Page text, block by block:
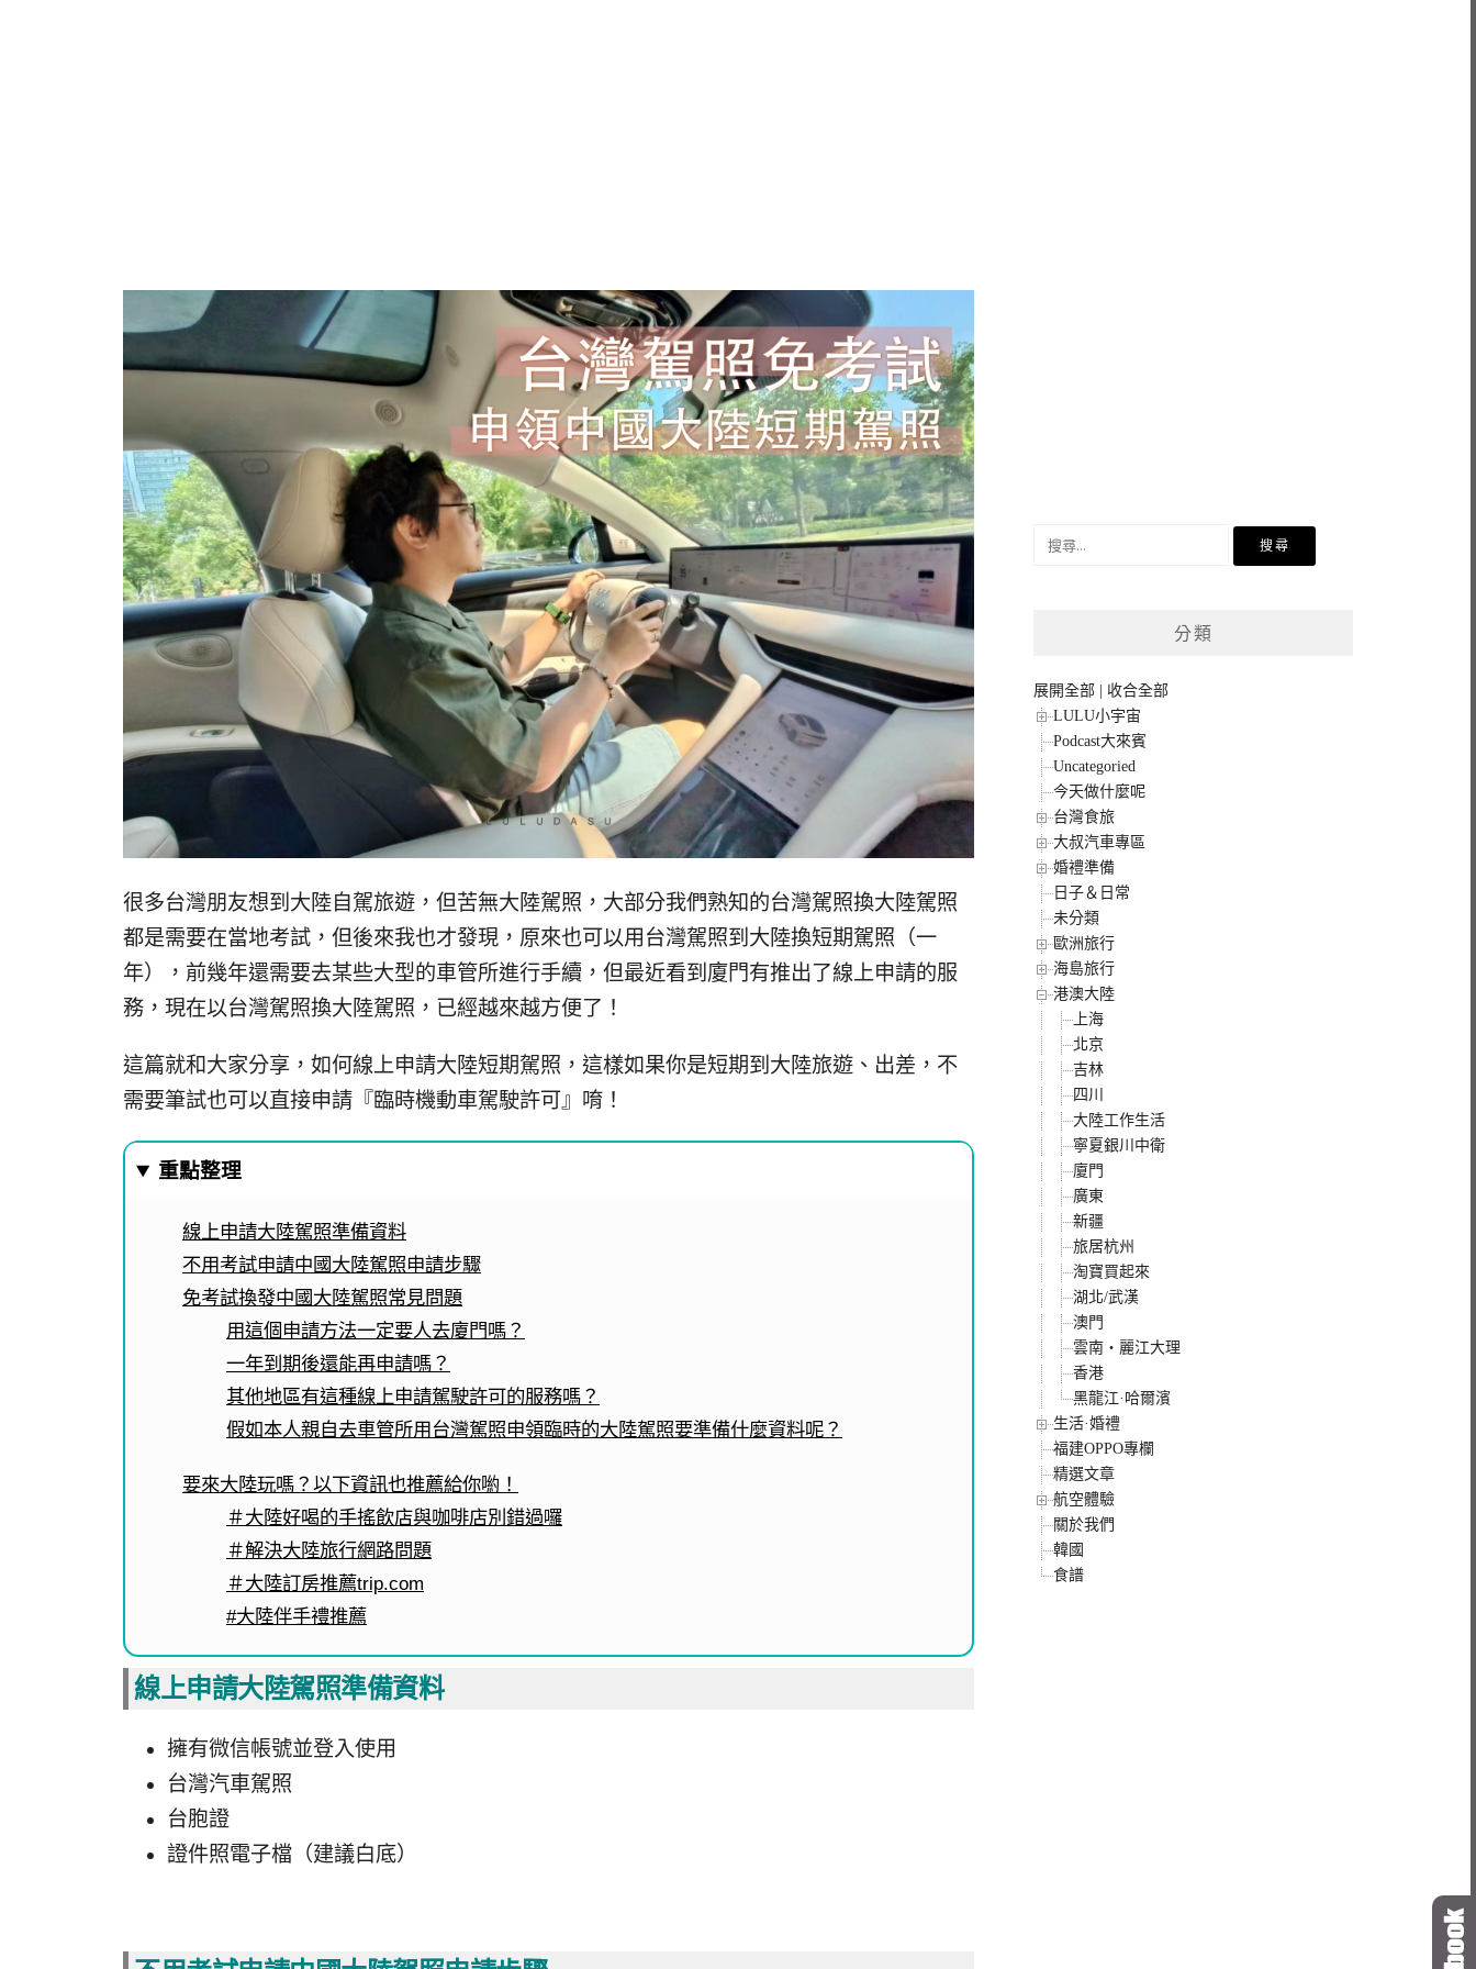
很多台灣朋友想到大陸自駕旅遊，但苦無大陸駕照，大部分我們熟知的台灣駕照換大陸駕照
都是需要在當地考試，但後來我也才發現，原來也可以用台灣駕照到大陸換短期駕照（一
年），前幾年還需要去某些大型的車管所進行手續，但最近看到廈門有推出了線上申請的服
務，現在以台灣駕照換大陸駕照，已經越來越方便了！
這篇就和大家分享，如何線上申請大陸短期駕照，這樣如果你是短期到大陸旅遊、出差，不
需要筆試也可以直接申請『臨時機動車駕駛許可』唷！
重點整理
線上申請大陸駕照準備資料
不用考試申請中國大陸駕照申請步驟
免考試換發中國大陸駕照常見問題
用這個申請方法一定要人去廈門嗎？
一年到期後還能再申請嗎？
其他地區有這種線上申請駕駛許可的服務嗎？
假如本人親自去車管所用台灣駕照申領臨時的大陸駕照要準備什麼資料呢？
要來大陸玩嗎？以下資訊也推薦給你喲！
＃大陸好喝的手搖飲店與咖啡店別錯過囉
＃解決大陸旅行網路問題
＃大陸訂房推薦trip.com
#大陸伴手禮推薦
線上申請大陸駕照準備資料
擁有微信帳號並登入使用
台灣汽車駕照
台胞證
證件照電子檔（建議白底）
分類
展開全部
收合全部
LULU小宇宙
Podcast大來賓
Uncategoried
今天做什麼呢
台灣食旅
大叔汽車專區
婚禮準備
日子＆日常
未分類
歐洲旅行
海島旅行
港澳大陸
上海
北京
吉林
四川
大陸工作生活
寧夏銀川中衛
廈門
廣東
新疆
旅居杭州
淘寶買起來
湖北/武漢
澳門
雲南‧麗江大理
香港
黑龍江·哈爾濱
生活·婚禮
福建OPPO專欄
精選文章
航空體驗
關於我們
韓國
食譜